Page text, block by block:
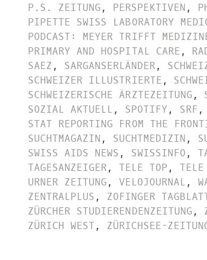
P.S. ZEITUNG, PERSPEKTIVEN,
PIPETTE SWISS LABORATORY
PODCAST: MEYER TRIFFT
PRIMARY AND HOSPITAL CARE,
SAEZ, SARGANSERLÄNDER,
SCHWEIZER ILLUSTRIERTE,
SCHWEIZERISCHE ÄRZTEZEITUNG,
SOZIAL AKTUELL, SPOTIFY, SRF,
STAT REPORTING FROM THE
SUCHTMAGAZIN, SUCHTMEDIZIN,
SWISS AIDS NEWS , SWISSINFO,
TAGESANZEIGER, TELE TOP,
URNER ZEITUNG, VELOJOURNAL,
ZENTRALPLUS , ZOFINGER
ZÜRCHER STUDIERENDENZEITUNG,
ZÜRICH WEST, ZÜRICHSEE-